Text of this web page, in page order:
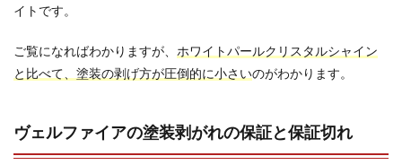
イトです。
ご覧になればわかりますが、 ホワイトパールクリスタルシャイン
と比べて、塗装の剥げ方が圧倒的に小さいのがわかります。
ヴェルファイアの塗装剥がれの保証と保証切れ